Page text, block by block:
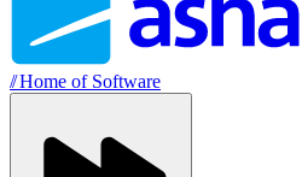
//Home of Software